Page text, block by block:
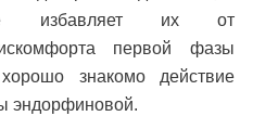
избавляет их от
первой фазы
знакомо действие
эндорфиновой.